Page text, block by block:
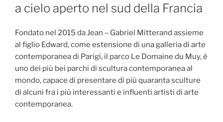
a cielo aperto nel sud della Francia
Fondato nel 2015 da Jean – Gabriel Mitterand assieme
al figlio Edward, come estensione di una galleria di arte
contemporanea di Parigi, il parco Le Domaine du Muy, è
uno dei più bei parchi di scultura contemporanea al
mondo, capace di presentare di più quaranta sculture
di alcuni fra i più interessanti e influenti artisti di arte
contemporanea.